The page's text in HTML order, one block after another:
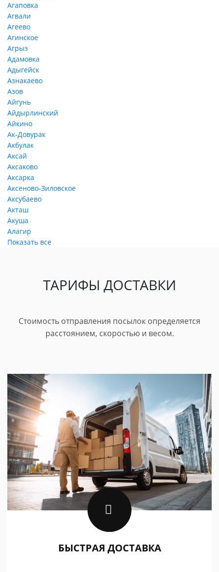
Агаповка
Агвали
Агеево
Агинское
Агрыз
Адамовка
Адыгейск
Азнакаево
Азов
Айгунь
Айдырлинский
Айкино
Ак-Довурак
Акбулак
Аксай
Аксаково
Аксарка
Аксеново-Зиловское
Аксубаево
Акташ
Акуша
Алагир
Показать все
ТАРИФЫ ДОСТАВКИ
Стоимость отправления посылок определяется
расстоянием, скоростью и весом.
БЫСТРАЯ ДОСТАВКА